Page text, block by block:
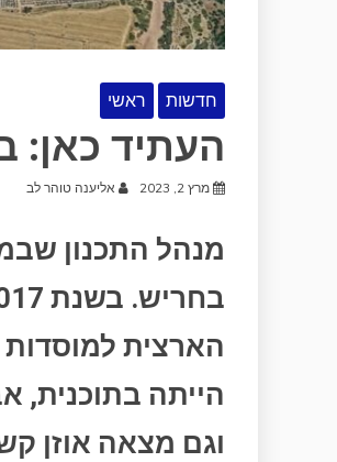
חדשות ראשי
העתיד כאן:
מרץ 2, 2023 אליענה טוהר לב
מנהל התכנון
הייתה בתוכנית,
וגם מצאה אוזן